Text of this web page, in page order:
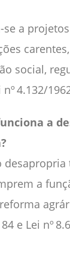
se a
social,
4.132/
a
desapropria
a
e Lei nº